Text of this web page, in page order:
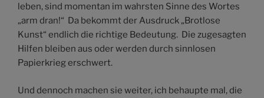
leben, sind momentan im wahrsten Sinne des Wortes
„arm dran!“ Da bekommt der Ausdruck „Brotlose
Kunst“ endlich die richtige Bedeutung. Die zugesagten
Hilfen bleiben aus oder werden durch sinnlosen
Papierkrieg erschwert.
Und dennoch machen sie weiter, ich behaupte mal, die